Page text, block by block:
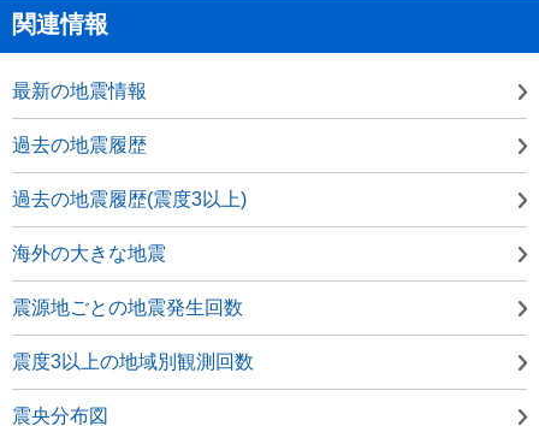
関連情報
最新の地震情報
過去の地震履歴
過去の地震履歴(震度3以上)
海外の大きな地震
震源地ごとの地震発生回数
震度3以上の地域別観測回数
震央分布図